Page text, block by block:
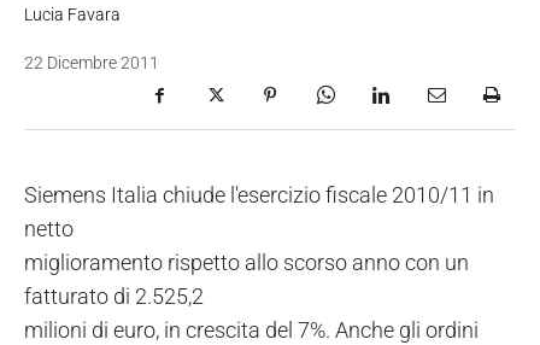
Lucia Favara
22 Dicembre 2011
Siemens Italia chiude l'esercizio fiscale 2010/11 in
netto
miglioramento rispetto allo scorso anno con un
fatturato di 2.525,2
milioni di euro, in crescita del 7%. Anche gli ordini